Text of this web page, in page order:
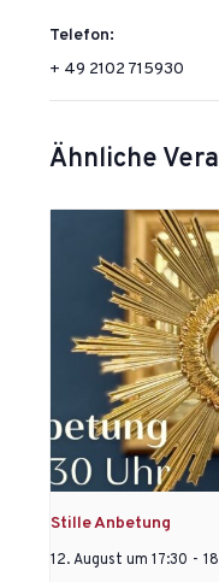
Telefon:
+ 49 2102 715930
Ähnliche
Stille Anbetung
12. August um 17:30 -